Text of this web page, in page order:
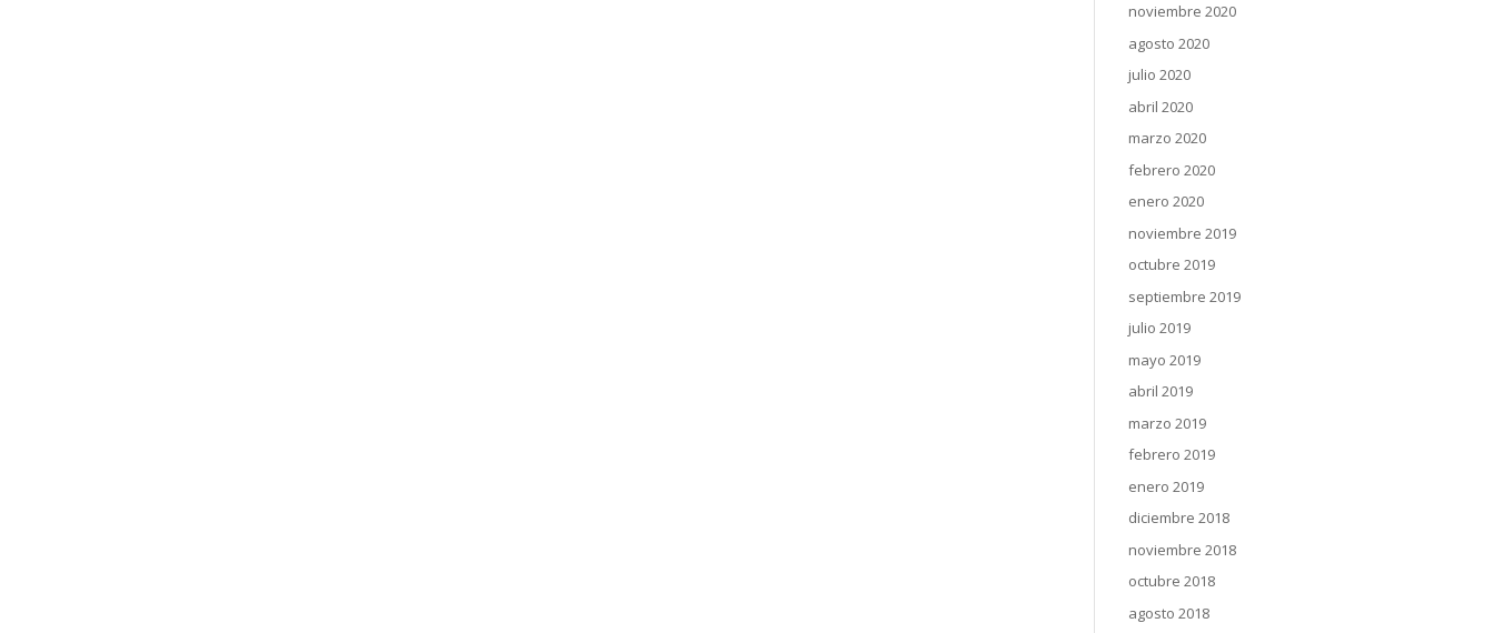
noviembre 2020
agosto 2020
julio 2020
abril 2020
marzo 2020
febrero 2020
enero 2020
noviembre 2019
octubre 2019
septiembre 2019
julio 2019
mayo 2019
abril 2019
marzo 2019
febrero 2019
enero 2019
diciembre 2018
noviembre 2018
octubre 2018
agosto 2018